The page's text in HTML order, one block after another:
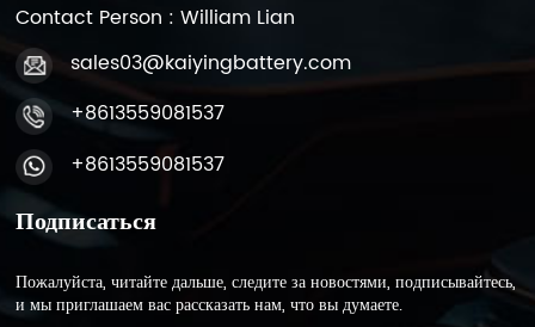
Contact Person : William Lian
sales03@kaiyingbattery.com
+8613559081537
+8613559081537
Подписаться
Пожалуйста, читайте дальше, следите за новостями, подписывайтесь,
и мы приглашаем вас рассказать нам, что вы думаете.